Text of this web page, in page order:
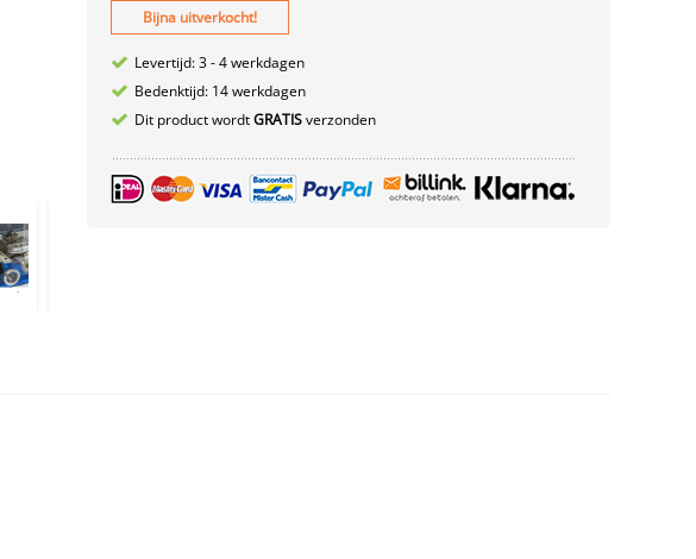
Bijna uitverkocht!
Levertijd: 3 - 4 werkdagen
Bedenktijd: 14 werkdagen
Dit product wordtGRATISverzonden